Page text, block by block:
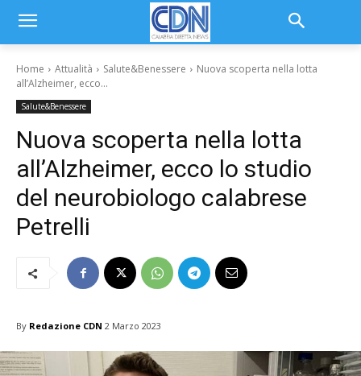
Home Attualità Salute&Benessere
Nuova scoperta nella lotta
all’Alzheimer, ecco...
Salute&Benessere
Nuova scoperta nella lotta
all’Alzheimer, ecco lo studio
del neurobiologo calabrese
Petrelli
By Redazione CDN 2 Marzo 2023